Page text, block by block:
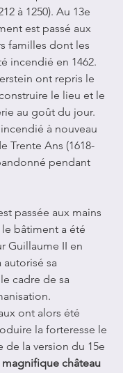
à 1250). Au 13e
est passé aux
familles dont les
incendié en 1462.
ont repris le
le lieu et le
au goût du jour.
à nouveau
Trente Ans (1618-
pendant
passée aux mains
bâtiment a été
Guillaume II en
autorisé sa
cadre de sa
ont alors été
la forteresse le
de la version du 15e
magnifique château